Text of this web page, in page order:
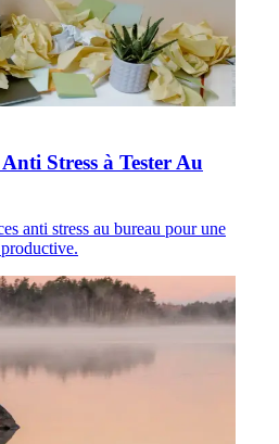
Stress à Tester Au
anti stress au bureau pour une